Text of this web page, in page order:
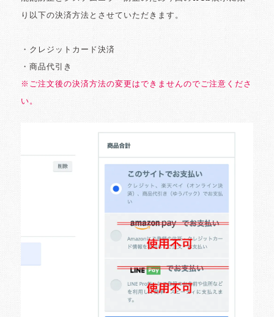
り以下の決済方法とさせていただきます。
・クレジットカード決済
・商品代引き
※ご注文後の決済方法の変更はできませんのでご注意くださ
い。